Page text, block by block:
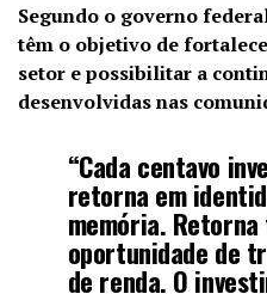
Segundo o governo
têm o objetivo de
setor e possibilitar a
desenvolvidas nas
“Cada centavo
retorna em
memória.
oportunidade de
de renda. O